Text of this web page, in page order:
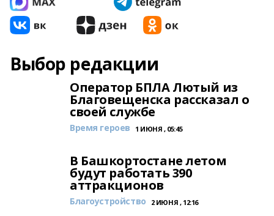
Выбор редакции
Оператор БПЛА Лютый из
Благовещенска рассказал о
своей службе
Время героев 1 ИЮНЯ , 05:45
В Башкортостане летом
будут работать 390
аттракционов
Благоустройство 2 ИЮНЯ , 12:16